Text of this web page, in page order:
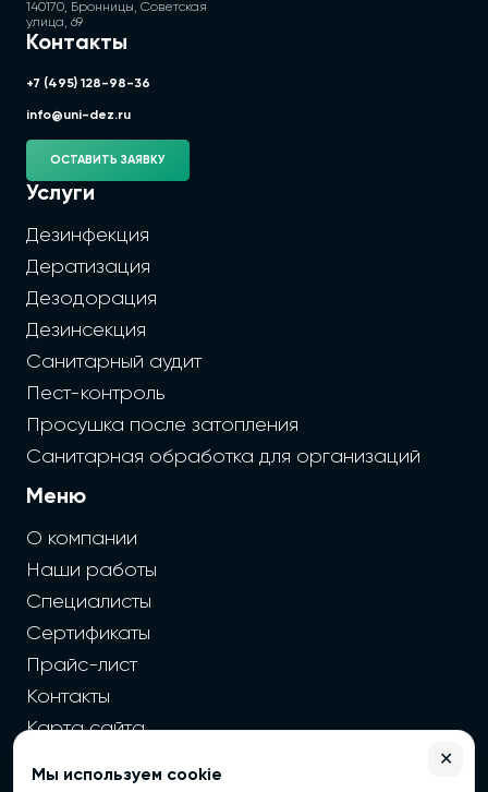
140170, Бронницы, Советская
улица, 69
Контакты
+7 (495) 128-98-36
info@uni-dez.ru
ОСТАВИТЬ ЗАЯВКУ
Услуги
Дезинфекция
Дератизация
Дезодорация
Дезинсекция
Санитарный аудит
Пест-контроль
Просушка после затопления
Санитарная обработка для организаций
Меню
О компании
Наши работы
Специалисты
Сертификаты
Прайс-лист
Контакты
Карта сайта
Мы используем cookie
✕